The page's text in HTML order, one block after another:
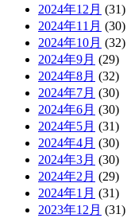
2024年12月 (31)
2024年11月 (30)
2024年10月 (32)
2024年9月 (29)
2024年8月 (32)
2024年7月 (30)
2024年6月 (30)
2024年5月 (31)
2024年4月 (30)
2024年3月 (30)
2024年2月 (29)
2024年1月 (31)
2023年12月 (31)